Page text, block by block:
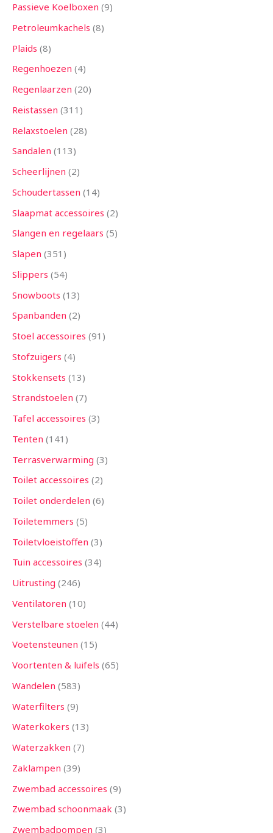
Passieve Koelboxen 9
Petroleumkachels 8
Plaids 8
Regenhoezen 4
Regenlaarzen 20
Reistassen 311
Relaxstoelen 28
Sandalen 113
Scheerlijnen 2
Schoudertassen 14
Slaapmat accessoires 2
Slangen en regelaars 5
Slapen 351
Slippers 54
Snowboots 13
Spanbanden 2
Stoel accessoires 91
Stofzuigers 4
Stokkensets 13
Strandstoelen 7
Tafel accessoires 3
Tenten 141
Terrasverwarming 3
Toilet accessoires 2
Toilet onderdelen 6
Toiletemmers 5
Toiletvloeistoffen 3
Tuin accessoires 34
Uitrusting 246
Ventilatoren 10
Verstelbare stoelen 44
Voetensteunen 15
Voortenten & luifels 65
Wandelen 583
Waterfilters 9
Waterkokers 13
Waterzakken 7
Zaklampen 39
Zwembad accessoires 9
Zwembad schoonmaak 3
Zwembadpompen 3